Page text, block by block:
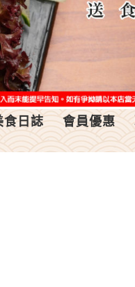
食日誌 會員優惠